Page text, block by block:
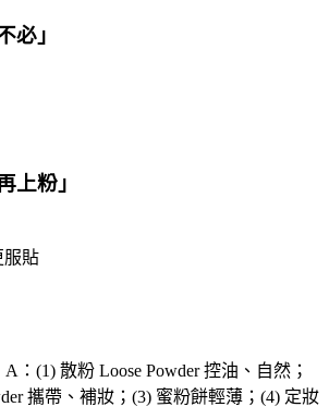
必 」
上粉 」
服貼
A：(1) 散粉 Loose Powder 控油、自然；
攜帶、補妝；(3) 蜜粉餅輕薄；(4) 定妝